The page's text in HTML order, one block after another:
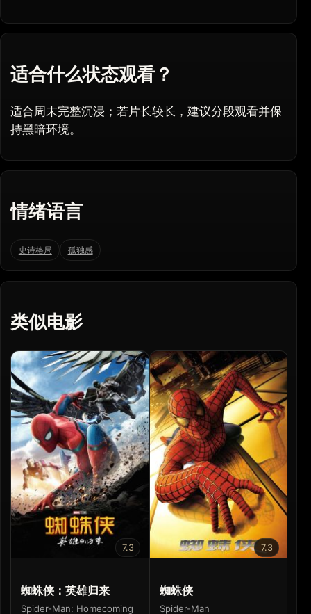
适合什么状态观看？
适合周末完整沉浸；若片长较长，建议分段观看并保
持黑暗环境。
情绪语言
史诗格局 孤独感
类似电影
7.3
蜘蛛侠：英雄归来
Spider-Man: Homecoming
7.3
蜘蛛侠
Spider-Man